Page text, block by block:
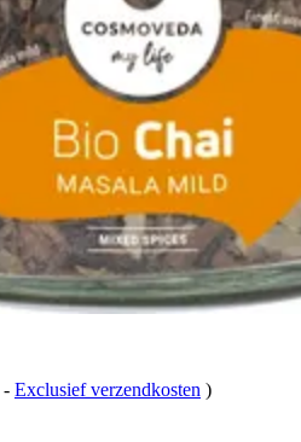
- Exclusief verzendkosten )